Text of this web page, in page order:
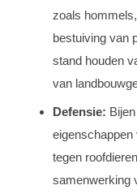
zoals
bestuiving van
stand houden
van
Defensie:
tegen
samenwerking